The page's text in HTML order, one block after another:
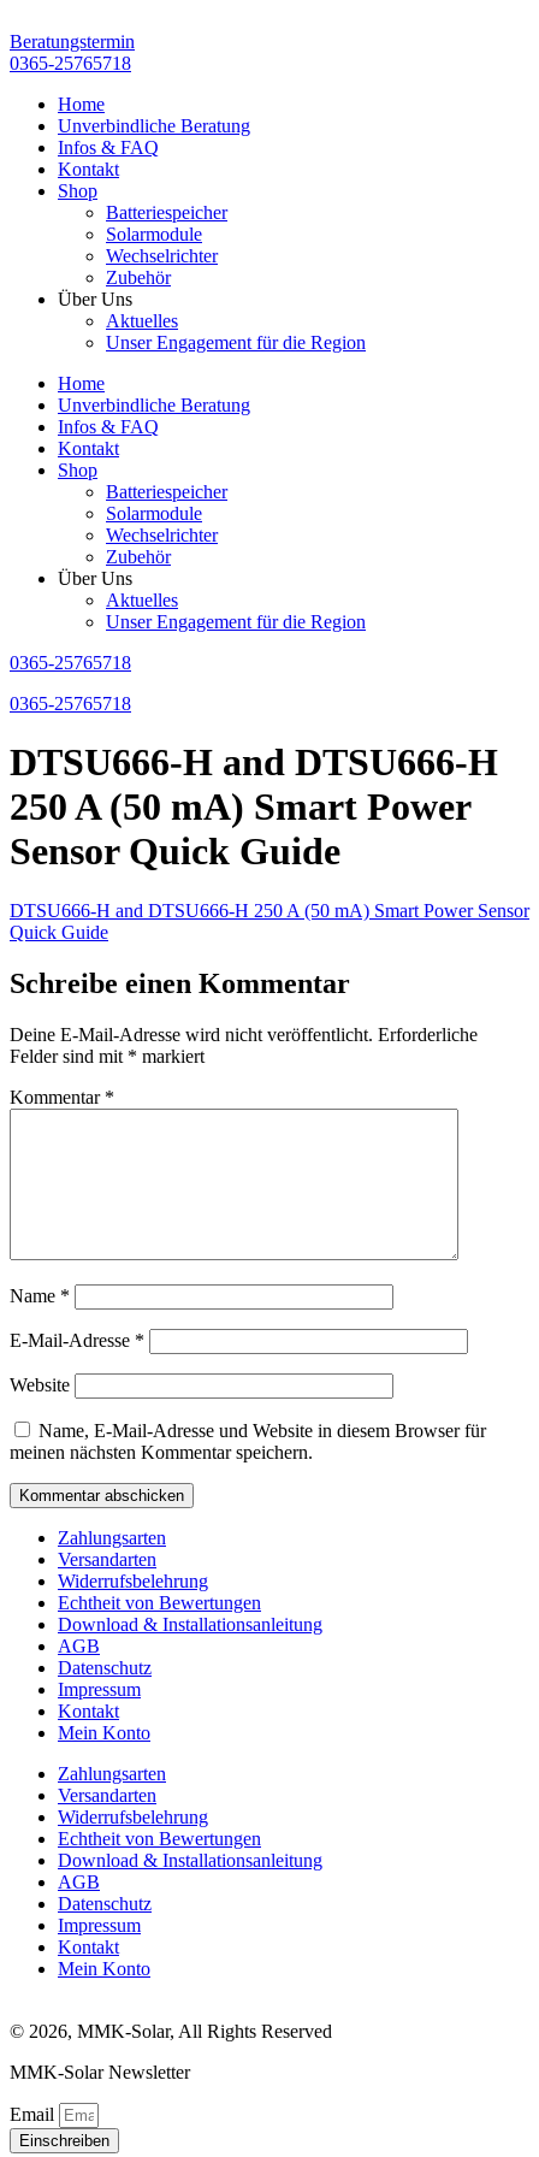
Inhalt
springen
Beratungstermin
0365-25765718
Home
Unverbindliche Beratung
Infos & FAQ
Kontakt
Shop
Batteriespeicher
Solarmodule
Wechselrichter
Zubehör
Über Uns
Aktuelles
Unser Engagement für die Region
Home
Unverbindliche Beratung
Infos & FAQ
Kontakt
Shop
Batteriespeicher
Solarmodule
Wechselrichter
Zubehör
Über Uns
Aktuelles
Unser Engagement für die Region
0365-25765718
0365-25765718
DTSU666-H and DTSU666-H
250 A (50 mA) Smart Power
Sensor Quick Guide
DTSU666-H and DTSU666-H 250 A (50 mA) Smart Power Sensor
Quick Guide
Schreibe einen Kommentar
Deine E-Mail-Adresse wird nicht veröffentlicht. Erforderliche
Felder sind mit * markiert
Kommentar *
Name *
E-Mail-Adresse *
Website
Name, E-Mail-Adresse und Website in diesem Browser für
meinen nächsten Kommentar speichern.
Zahlungsarten
Versandarten
Widerrufsbelehrung
Echtheit von Bewertungen
Download & Installationsanleitung
AGB
Datenschutz
Impressum
Kontakt
Mein Konto
Zahlungsarten
Versandarten
Widerrufsbelehrung
Echtheit von Bewertungen
Download & Installationsanleitung
AGB
Datenschutz
Impressum
Kontakt
Mein Konto
© 2026, MMK-Solar, All Rights Reserved
MMK-Solar Newsletter
Email
Einschreiben